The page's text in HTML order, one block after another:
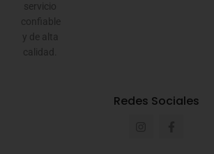
servicio
confiable
y de alta
calidad.
Redes Sociales